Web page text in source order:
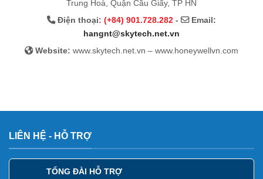
Trung Hoà, Quận Cầu Giấy, TP HN
Điện thoại: (+84) 901.728.282 -
Email:
hangnt@skytech.net.vn
Website: www.skytech.net.vn – www.honeywellvn.com
LIÊN HỆ - HỖ TRỢ
TỔNG ĐÀI HỖ TRỢ